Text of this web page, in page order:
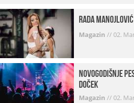
Rada
Magazin //02.
Novogodišnje
Doček
Magazin //02.